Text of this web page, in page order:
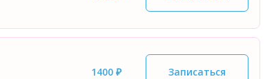
1400 ₽ Записаться